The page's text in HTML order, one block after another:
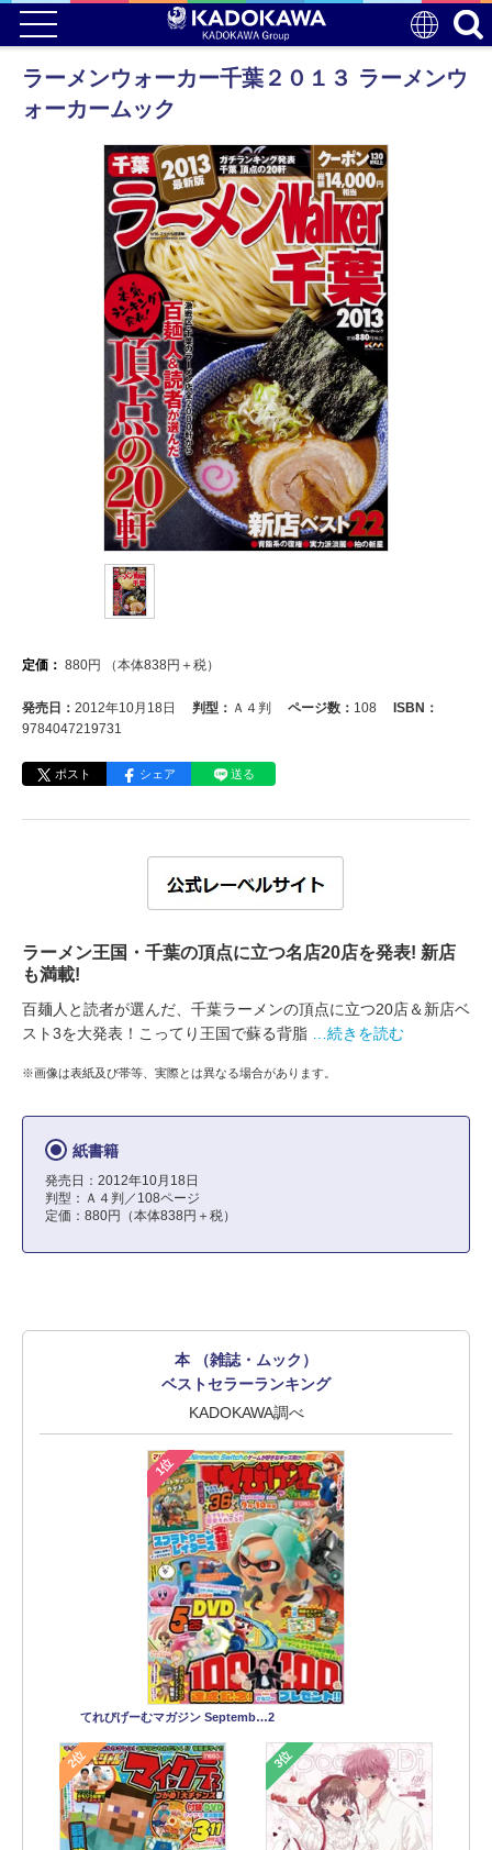
ラーメンウォーカー千葉２０１３ ラーメンウ
ォーカームック
定価： 880円 （本体838円＋税）
発売日： 2012年10月18日 判型： Ａ４判 ページ数： 108
ISBN：
9784047219731
ポスト シェア 送る
ラーメン王国・千葉の頂点に立つ名店20店を発表! 新店
も満載!
百麺人と読者が選んだ、千葉ラーメンの頂点に立つ20店＆新店ベ
スト3を大発表！こってり王国で蘇る背脂
…続きを読む
※画像は表紙及び帯等、実際とは異なる場合があります。
紙書籍
発売日：2012年10月18日
判型：Ａ４判／108ページ
定価：880円（本体838円＋税）
本 （雑誌・ムック）
ベストセラーランキング
KADOKAWA調べ
1位
てれびげーむマガジン Septemb…2
2位 3位